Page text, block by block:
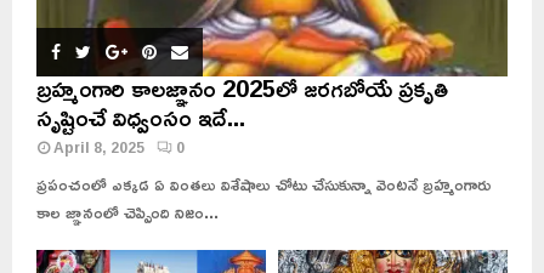
బ్రహ్మంగారి కాలజ్ఞానం 2025లో జరగబోయే ప్రకృతి
సృష్టించే విధ్వంసం ఇదే...
April 8, 2025 0
ప్రపంచంలో ఎక్కడ ఏ వింతలు విశేషాలు చోటు చేసుకున్నా వెంటనే బ్రహ్మంగారు
కాల జ్ఞానంలో చెప్పింది నిజం...